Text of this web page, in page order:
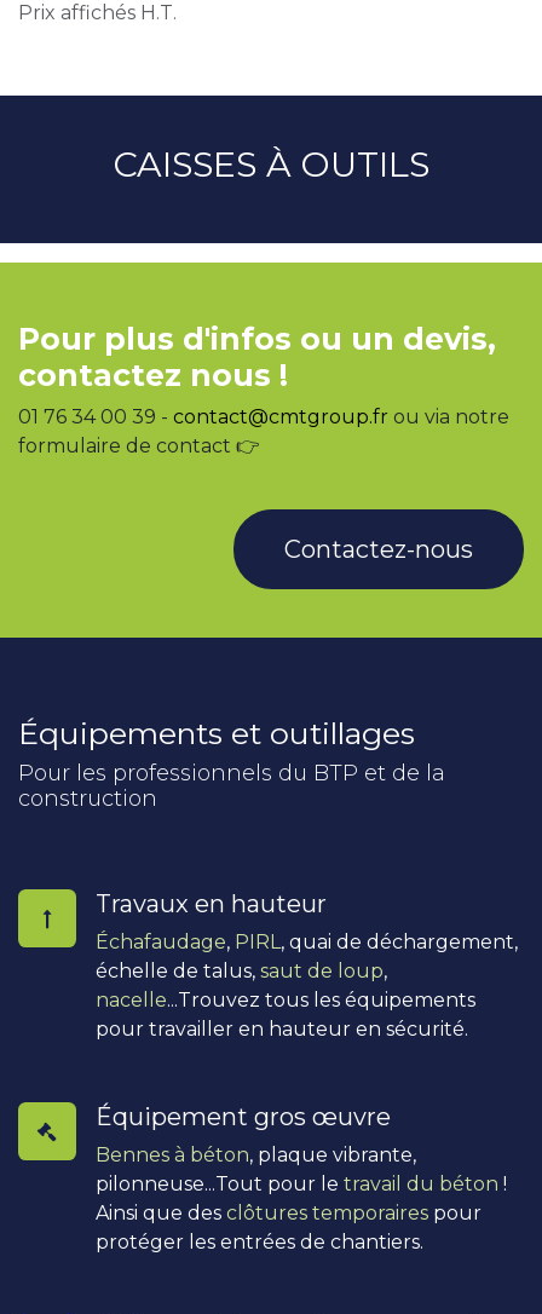
Prix affichés H.T.
CAISSES À OUTILS
Pour plus d'infos ou un devis,
contactez nous !
01 76 34 00 39 - contact@cmtgroup.fr ou via notre
formulaire de contact 👉
Contactez-nous
Équipements et outillages
Pour les professionnels du BTP et de la
construction
Travaux en hauteur
Échafaudage, PIRL, quai de déchargement,
échelle de talus, saut de loup,
nacelle...Trouvez tous les équipements
pour travailler en hauteur en sécurité.
Équipement gros œuvre
Bennes à béton, plaque vibrante,
pilonneuse...Tout pour le travail du béton !
Ainsi que des clôtures temporaires pour
protéger les entrées de chantiers.